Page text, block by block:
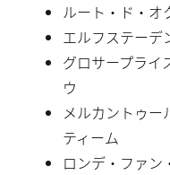
ルート・ド・オ
エルフステーデ
グロサープライ
ウ
メルカントゥー
ティーム
ロンデ・ファン